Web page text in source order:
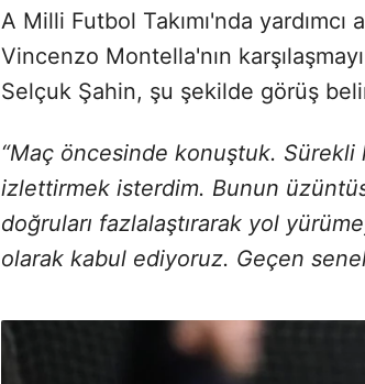
A Milli Futbol Takımı'nda
Vincenzo Montella'nın
Selçuk Şahin, şu şekilde görüş
“Maç öncesinde konuştuk.
izlettirmek isterdim. Bunun
doğruları fazlalaştırarak yol
olarak kabul ediyoruz. Geçen